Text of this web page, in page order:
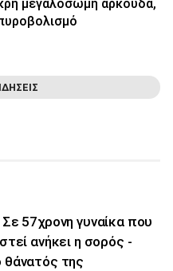
μεγαλόσωμη αρκούδα,
57χρονη γυναίκα που
ανήκει η σορός -
της